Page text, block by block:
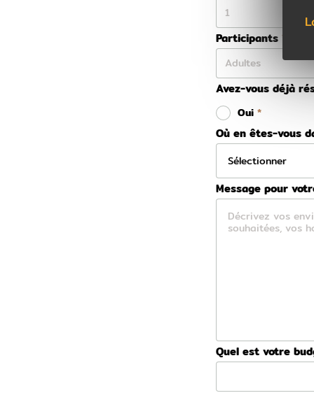
Participants
Avez-vous déjà
Oui
Où en êtes-vous
Message pour
Quel est votre